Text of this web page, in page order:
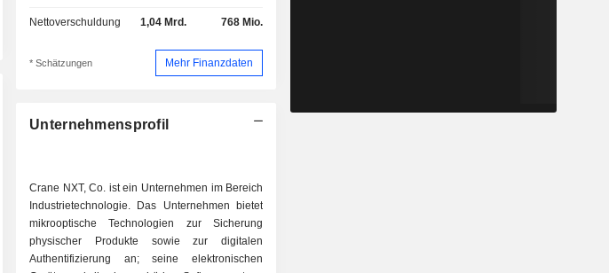
Nettoverschuldung 1,04 Mrd. 768 Mio.
* Schätzungen Mehr Finanzdaten
Unternehmensprofil
Crane NXT, Co. ist ein Unternehmen im Bereich
Industrietechnologie. Das Unternehmen bietet
mikrooptische Technologien zur Sicherung
physischer Produkte sowie zur digitalen
Authentifizierung an; seine elektronischen